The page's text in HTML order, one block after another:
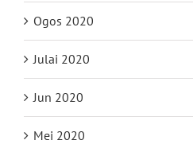
Ogos 2020
Julai 2020
Jun 2020
Mei 2020